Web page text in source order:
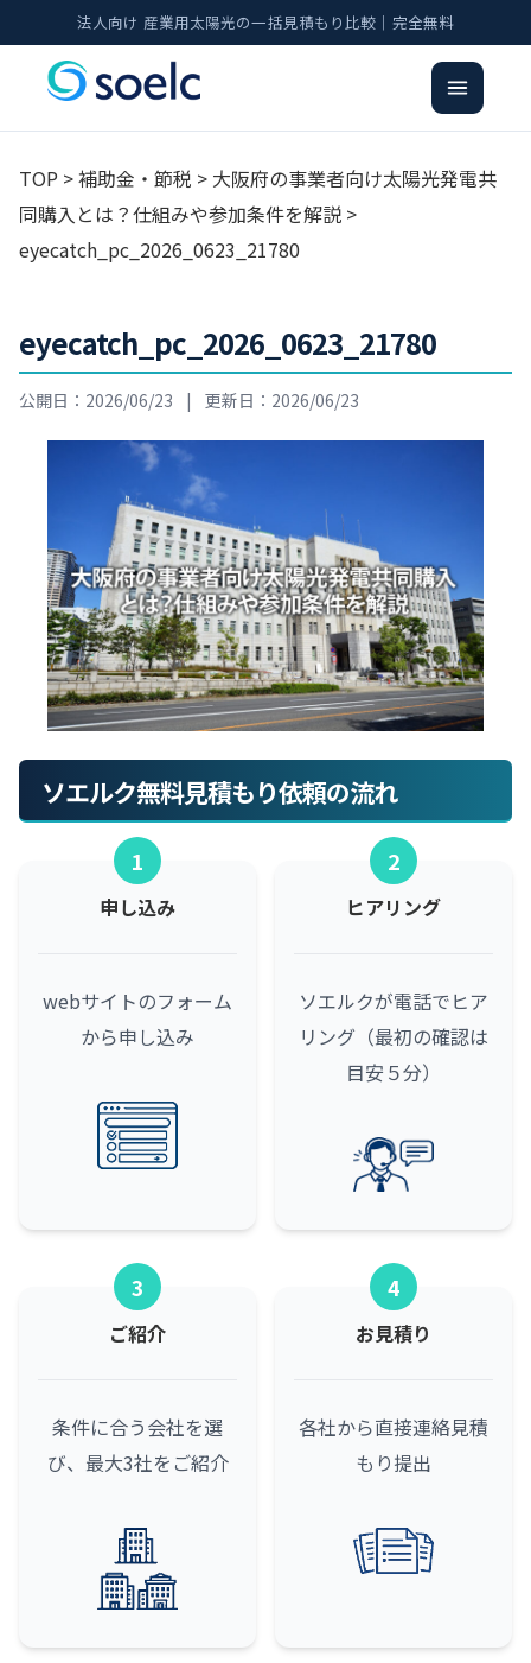
法人向け 産業用太陽光の一括見積もり比較｜完全無料
TOP >補助金・節税 > 大阪府の事業者向け太陽光発電共
同購入とは？仕組みや参加条件を解説 >
eyecatch_pc_2026_0623_21780
eyecatch_pc_2026_0623_21780
公開日：2026/06/23 | 更新日：2026/06/23
ソエルク無料見積もり依頼の流れ
1
申し込み
webサイトのフォーム
から申し込み
2
ヒアリング
ソエルクが電話でヒア
リング（最初の確認は
目安５分）
3
ご紹介
条件に合う会社を選
び、最大3社をご紹介
4
お見積り
各社から直接連絡見積
もり提出